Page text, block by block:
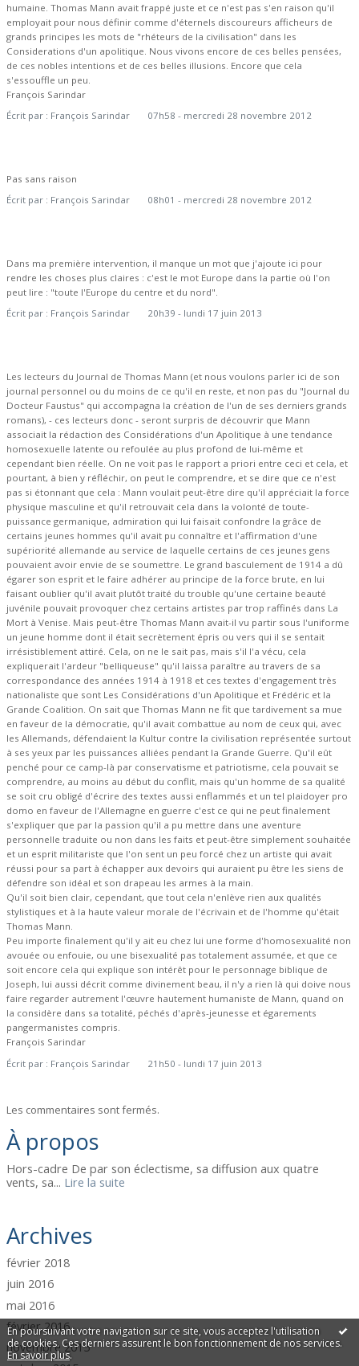
En poursuivant votre navigation sur ce site, vous acceptez l'utilisation
de cookies. Ces derniers assurent le bon fonctionnement de nos services.
En savoir plus.
À propos
Hors-cadre De par son éclectisme, sa diffusion aux quatre
vents, sa... Lire la suite
Archives
février 2018
juin 2016
mai 2016
février 2016
novembre 2015
humaine. Thomas Mann avait frappé juste et ce n'est pas s'en raison qu'il
employait pour nous définir comme d'éternels discoureurs afficheurs de
grands principes les mots de "rhéteurs de la civilisation" dans les
Considerations d'un apolitique. Nous vivons encore de ces belles pensées,
de ces nobles intentions et de ces belles illusions. Encore que cela
s'essouffle un peu.
François Sarindar
Écrit par : François Sarindar 07h58 - mercredi 28 novembre 2012
Pas sans raison
Écrit par : François Sarindar 08h01 - mercredi 28 novembre 2012
Dans ma première intervention, il manque un mot que j'ajoute ici pour
rendre les choses plus claires : c'est le mot Europe dans la partie où l'on
peut lire : "toute l'Europe du centre et du nord".
Écrit par : François Sarindar 20h39 - lundi 17 juin 2013
Les lecteurs du Journal de Thomas Mann (et nous voulons parler ici de son
journal personnel ou du moins de ce qu'il en reste, et non pas du "Journal du
Docteur Faustus" qui accompagna la création de l'un de ses derniers grands
romans), - ces lecteurs donc - seront surpris de découvrir que Mann
associait la rédaction des Considérations d'un Apolitique à une tendance
homosexuelle latente ou refoulée au plus profond de lui-même et
cependant bien réelle. On ne voit pas le rapport a priori entre ceci et cela, et
pourtant, à bien y réfléchir, on peut le comprendre, et se dire que ce n'est
pas si étonnant que cela : Mann voulait peut-être dire qu'il appréciait la force
physique masculine et qu'il retrouvait cela dans la volonté de toute-
puissance germanique, admiration qui lui faisait confondre la grâce de
certains jeunes hommes qu'il avait pu connaître et l'affirmation d'une
supériorité allemande au service de laquelle certains de ces jeunes gens
pouvaient avoir envie de se soumettre. Le grand basculement de 1914 a dû
égarer son esprit et le faire adhérer au principe de la force brute, en lui
faisant oublier qu'il avait plutôt traité du trouble qu'une certaine beauté
juvénile pouvait provoquer chez certains artistes par trop raffinés dans La
Mort à Venise. Mais peut-être Thomas Mann avait-il vu partir sous l'uniforme
un jeune homme dont il était secrètement épris ou vers qui il se sentait
irrésistiblement attiré. Cela, on ne le sait pas, mais s'il l'a vécu, cela
expliquerait l'ardeur "belliqueuse" qu'il laissa paraître au travers de sa
correspondance des années 1914 à 1918 et ces textes d'engagement très
nationaliste que sont Les Considérations d'un Apolitique et Frédéric et la
Grande Coalition. On sait que Thomas Mann ne fit que tardivement sa mue
en faveur de la démocratie, qu'il avait combattue au nom de ceux qui, avec
les Allemands, défendaient la Kultur contre la civilisation représentée surtout
à ses yeux par les puissances alliées pendant la Grande Guerre. Qu'il eût
penché pour ce camp-là par conservatisme et patriotisme, cela pouvait se
comprendre, au moins au début du conflit, mais qu'un homme de sa qualité
se soit cru obligé d'écrire des textes aussi enflammés et un tel plaidoyer pro
domo en faveur de l'Allemagne en guerre c'est ce qui ne peut finalement
s'expliquer que par la passion qu'il a pu mettre dans une aventure
personnelle traduite ou non dans les faits et peut-être simplement souhaitée
et un esprit militariste que l'on sent un peu forcé chez un artiste qui avait
réussi pour sa part à échapper aux devoirs qui auraient pu être les siens de
défendre son idéal et son drapeau les armes à la main.
Qu'il soit bien clair, cependant, que tout cela n'enlève rien aux qualités
stylistiques et à la haute valeur morale de l'écrivain et de l'homme qu'était
Thomas Mann.
Peu importe finalement qu'il y ait eu chez lui une forme d'homosexualité non
avouée ou enfouie, ou une bisexualité pas totalement assumée, et que ce
soit encore cela qui explique son intérêt pour le personnage biblique de
Joseph, lui aussi décrit comme divinement beau, il n'y a rien là qui doive nous
faire regarder autrement l'œuvre hautement humaniste de Mann, quand on
la considère dans sa totalité, péchés d'après-jeunesse et égarements
pangermanistes compris.
François Sarindar
Écrit par : François Sarindar 21h50 - lundi 17 juin 2013
Les commentaires sont fermés.